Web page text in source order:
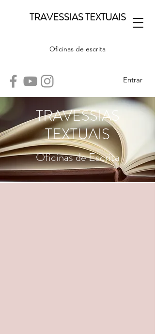
TRAVESSIAS TEXTUAIS
Oficinas de escrita
Entrar
TRAVESSIAS
TEXTUAIS
Oficinas de Escrita